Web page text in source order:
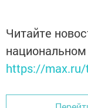
Читайте
https://